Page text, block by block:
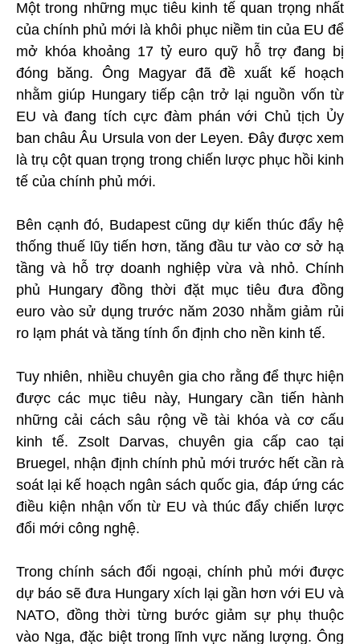
Một trong những mục tiêu kinh tế quan trọng nhất
của chính phủ mới là khôi phục niềm tin của EU để
mở khóa khoảng 17 tỷ euro quỹ hỗ trợ đang bị
đóng băng. Ông Magyar đã đề xuất kế hoạch
nhằm giúp Hungary tiếp cận trở lại nguồn vốn từ
EU và đang tích cực đàm phán với Chủ tịch Ủy
ban châu Âu Ursula von der Leyen. Đây được xem
là trụ cột quan trọng trong chiến lược phục hồi kinh
tế của chính phủ mới.
Bên cạnh đó, Budapest cũng dự kiến thúc đẩy hệ
thống thuế lũy tiến hơn, tăng đầu tư vào cơ sở hạ
tầng và hỗ trợ doanh nghiệp vừa và nhỏ. Chính
phủ Hungary đồng thời đặt mục tiêu đưa đồng
euro vào sử dụng trước năm 2030 nhằm giảm rủi
ro lạm phát và tăng tính ổn định cho nền kinh tế.
Tuy nhiên, nhiều chuyên gia cho rằng để thực hiện
được các mục tiêu này, Hungary cần tiến hành
những cải cách sâu rộng về tài khóa và cơ cấu
kinh tế. Zsolt Darvas, chuyên gia cấp cao tại
Bruegel, nhận định chính phủ mới trước hết cần rà
soát lại kế hoạch ngân sách quốc gia, đáp ứng các
điều kiện nhận vốn từ EU và thúc đẩy chiến lược
đổi mới công nghệ.
Trong chính sách đối ngoại, chính phủ mới được
dự báo sẽ đưa Hungary xích lại gần hơn với EU và
NATO, đồng thời từng bước giảm sự phụ thuộc
vào Nga, đặc biệt trong lĩnh vực năng lượng. Ông